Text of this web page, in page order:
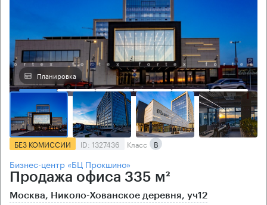
Планировка
БЕЗ КОМИССИИ ID: 1327436 Класс B
Бизнес-центр «БЦ Прокшино»
Продажа офиса 335 м²
Москва, Николо-Хованское деревня, уч12